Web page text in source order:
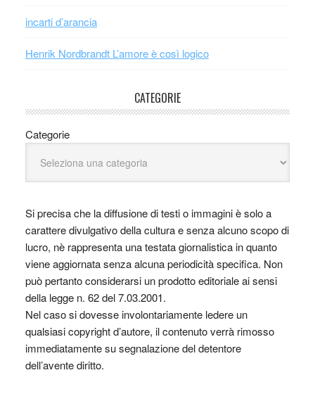
incarti d’arancia
Henrik Nordbrandt L’amore è così logico
CATEGORIE
Categorie
Si precisa che la diffusione di testi o immagini è solo a
carattere divulgativo della cultura e senza alcuno scopo di
lucro, nè rappresenta una testata giornalistica in quanto
viene aggiornata senza alcuna periodicità specifica. Non
può pertanto considerarsi un prodotto editoriale ai sensi
della legge n. 62 del 7.03.2001.
Nel caso si dovesse involontariamente ledere un
qualsiasi copyright d’autore, il contenuto verrà rimosso
immediatamente su segnalazione del detentore
dell’avente diritto.